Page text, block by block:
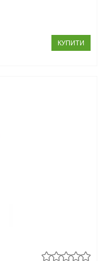
КУПИТИ